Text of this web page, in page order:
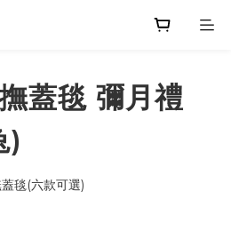
蓋毯 彌月禮
)
毯(六款可選)